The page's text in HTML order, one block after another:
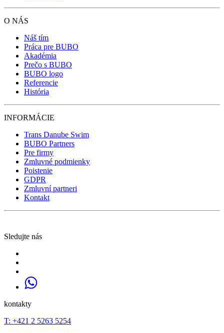
O NÁS
Náš tím
Práca pre BUBO
Akadémia
Prečo s BUBO
BUBO logo
Referencie
História
INFORMÁCIE
Trans Danube Swim
BUBO Partners
Pre firmy
Zmluvné podmienky
Poistenie
GDPR
Zmluvní partneri
Kontakt
Sledujte nás
kontakty
T: +421 2 5263 5254